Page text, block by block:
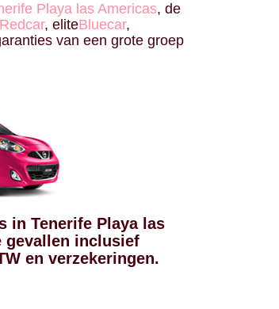
Playa las Americas, de
Redcar, eliteBluecar,
van een grote groep
in Tenerife Playa las
gevallen inclusief
en verzekeringen.